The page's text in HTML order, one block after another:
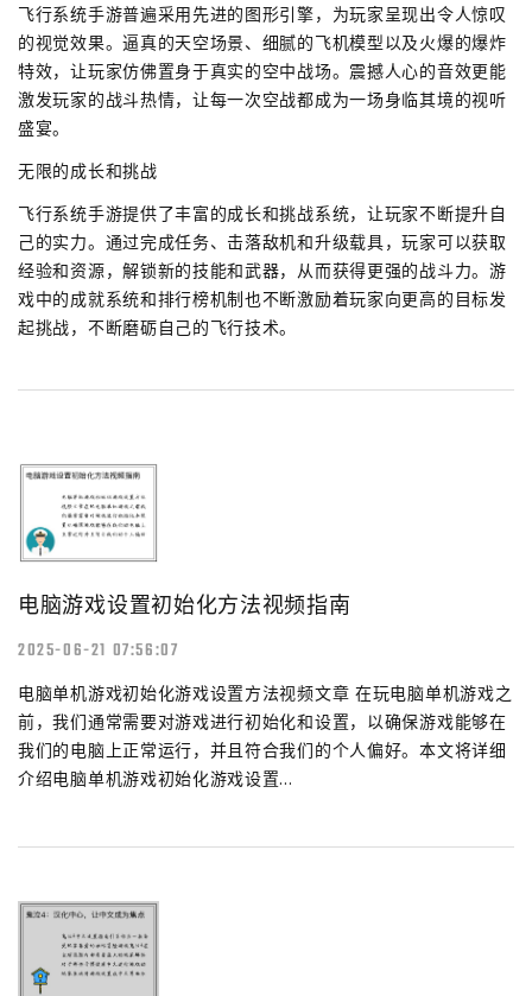
飞行系统手游普遍采用先进的图形引擎，为玩家呈现出令人惊叹
的视觉效果。逼真的天空场景、细腻的飞机模型以及火爆的爆炸
特效，让玩家仿佛置身于真实的空中战场。震撼人心的音效更能
激发玩家的战斗热情，让每一次空战都成为一场身临其境的视听
盛宴。
无限的成长和挑战
飞行系统手游提供了丰富的成长和挑战系统，让玩家不断提升自
己的实力。通过完成任务、击落敌机和升级载具，玩家可以获取
经验和资源，解锁新的技能和武器，从而获得更强的战斗力。游
戏中的成就系统和排行榜机制也不断激励着玩家向更高的目标发
起挑战，不断磨砺自己的飞行技术。
电脑游戏设置初始化方法视频指南
2025-06-21 07:56:07
电脑单机游戏初始化游戏设置方法视频文章 在玩电脑单机游戏之
前，我们通常需要对游戏进行初始化和设置，以确保游戏能够在
我们的电脑上正常运行，并且符合我们的个人偏好。本文将详细
介绍电脑单机游戏初始化游戏设置...